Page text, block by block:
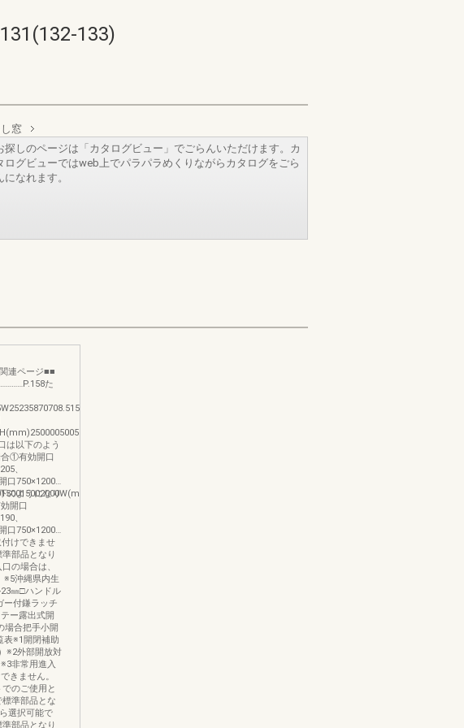
133)
窓
探しのページは「カタログビュー」でごらんいただけます。カ
ログビューではweb上でパラパラめくりながらカタログをごら
になれます。
【17
連ページ■■
た
は以下のよう
合①有効開口
、
口750×1200…
のようになり
開口
、
口750×1200…
けできませ
部品となり
の場合は、
※5沖縄県内生
㎜□ハンドル
ー付鎌ラッチ
ー露出式開
場合把手小開
表※1開閉補助
※2外部開放対
非常用進入
きません。
のご使用と
準部品とな
選択可能で
部品となり